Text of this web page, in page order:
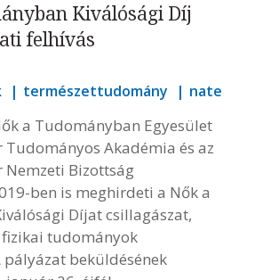
Kiválósági Díj
felhívás
természettudomány nate
a Tudományban Egyesület
Tudományos Akadémia és az
Nemzeti Bizottság
ben is meghirdeti a Nők a
Díjat csillagászat,
tudományok
beküldésének